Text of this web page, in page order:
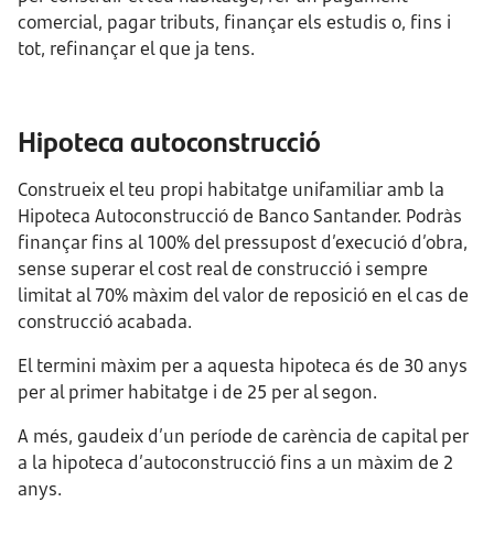
comercial, pagar tributs, finançar els estudis o, fins i
tot, refinançar el que ja tens.
Hipoteca autoconstrucció
Construeix el teu propi habitatge unifamiliar amb la
Hipoteca Autoconstrucció de Banco Santander. Podràs
finançar fins al 100% del pressupost d’execució d’obra,
sense superar el cost real de construcció i sempre
limitat al 70% màxim del valor de reposició en el cas de
construcció acabada.
El termini màxim per a aquesta hipoteca és de 30 anys
per al primer habitatge i de 25 per al segon.
A més, gaudeix d’un període de carència de capital per
a la hipoteca d’autoconstrucció fins a un màxim de 2
anys.